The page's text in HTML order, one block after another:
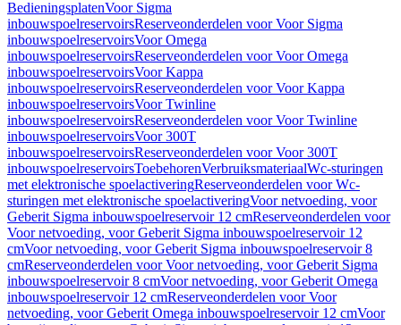
BedieningsplatenVoor Sigma
inbouwspoelreservoirsReserveonderdelen voor Voor Sigma
inbouwspoelreservoirsVoor Omega
inbouwspoelreservoirsReserveonderdelen voor Voor Omega
inbouwspoelreservoirsVoor Kappa
inbouwspoelreservoirsReserveonderdelen voor Voor Kappa
inbouwspoelreservoirsVoor Twinline
inbouwspoelreservoirsReserveonderdelen voor Voor Twinline
inbouwspoelreservoirsVoor 300T
inbouwspoelreservoirsReserveonderdelen voor Voor 300T
inbouwspoelreservoirsToebehorenVerbruiksmateriaalWc-sturingen
met elektronische spoelactiveringReserveonderdelen voor Wc-
sturingen met elektronische spoelactiveringVoor netvoeding, voor
Geberit Sigma inbouwspoelreservoir 12 cmReserveonderdelen voor
Voor netvoeding, voor Geberit Sigma inbouwspoelreservoir 12
cmVoor netvoeding, voor Geberit Sigma inbouwspoelreservoir 8
cmReserveonderdelen voor Voor netvoeding, voor Geberit Sigma
inbouwspoelreservoir 8 cmVoor netvoeding, voor Geberit Omega
inbouwspoelreservoir 12 cmReserveonderdelen voor Voor
netvoeding, voor Geberit Omega inbouwspoelreservoir 12 cmVoor